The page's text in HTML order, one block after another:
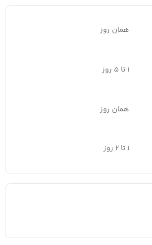
همان روز
۱ تا ۵ روز
همان روز
۱ تا ۲ روز